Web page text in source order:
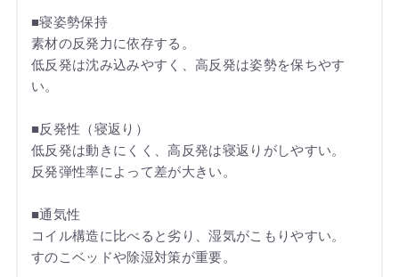
■寝姿勢保持
素材の反発力に依存する。
低反発は沈み込みやすく、高反発は姿勢を保ちやす
い。
■反発性（寝返り）
低反発は動きにくく、高反発は寝返りがしやすい。
反発弾性率によって差が大きい。
■通気性
コイル構造に比べると劣り、湿気がこもりやすい。
すのこベッドや除湿対策が重要。